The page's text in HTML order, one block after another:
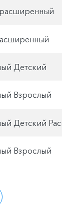
Детский
Взрослый
Детский
Взрослый